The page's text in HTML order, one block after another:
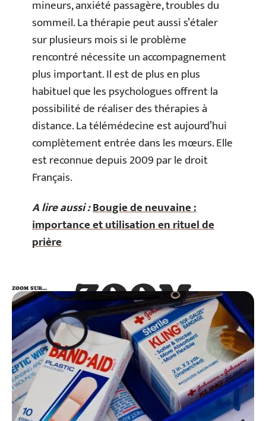
mineurs, anxiété passagère, troubles du
sommeil. La thérapie peut aussi s’étaler
sur plusieurs mois si le problème
rencontré nécessite un accompagnement
plus important. Il est de plus en plus
habituel que les psychologues offrent la
possibilité de réaliser des thérapies à
distance. La télémédecine est aujourd’hui
complètement entrée dans les mœurs. Elle
est reconnue depuis 2009 par le droit
Français.
A lire aussi :Bougie de neuvaine :
importance et utilisation en rituel de
prière
ZOOM
SUR…
ZOOM SUR…